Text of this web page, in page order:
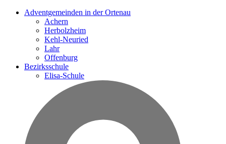
Adventgemeinden in der Ortenau
Achern
Herbolzheim
Kehl-Neuried
Lahr
Offenburg
Bezirksschule
Elisa-Schule